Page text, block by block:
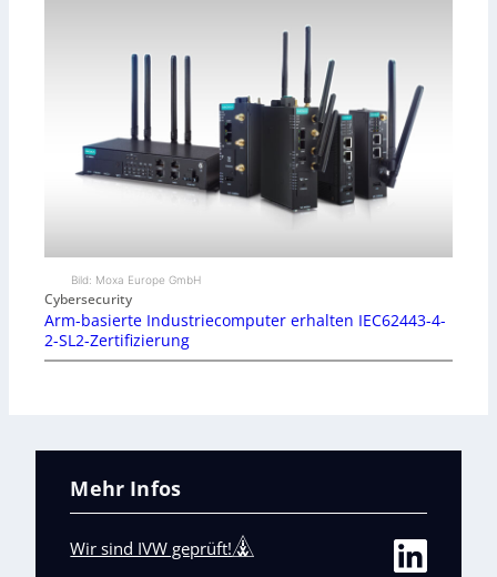
Bild: Moxa Europe GmbH
Cybersecurity
Arm-basierte Industriecomputer erhalten IEC62443-4-
2-SL2-Zertifizierung
Mehr Infos
Wir sind IVW geprüft!